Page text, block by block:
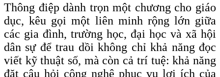
Thông điệp dành trọn một chương cho giáo
dục, kêu gọi một liên minh rộng lớn giữa
các gia đình, trường học, đại học và xã hội
dân sự để trau dồi không chỉ khả năng đọc
viết kỹ thuật số, mà còn cả trí tuệ: khả năng
đặt câu hỏi công nghệ phục vụ lợi ích của